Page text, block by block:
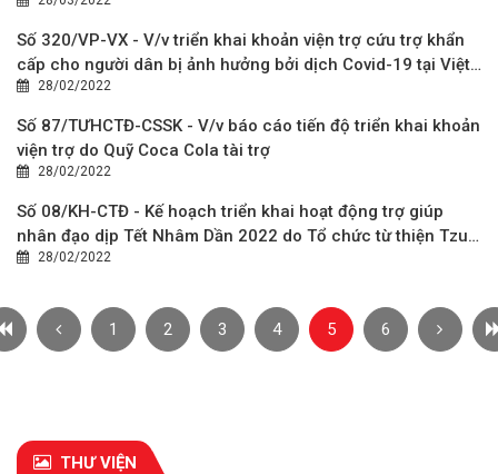
Số 320/VP-VX - V/v triển khai khoản viện trợ cứu trợ khẩn
cấp cho người dân bị ảnh hưởng bởi dịch Covid-19 tại Việt
Nam28/02/2022
Số 87/TƯHCTĐ-CSSK - V/v báo cáo tiến độ triển khai khoản
viện trợ do Quỹ Coca Cola tài trợ
28/02/2022
Số 08/KH-CTĐ - Kế hoạch triển khai hoạt động trợ giúp
nhân đạo dịp Tết Nhâm Dần 2022 do Tổ chức từ thiện Tzu
Chi tại Việt Nam tài trợ
28/02/2022
1 2 3 4 5 6
THƯ VIỆN